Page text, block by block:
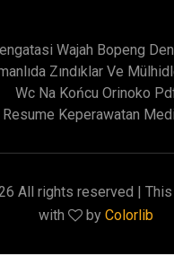
Wajah Bopeng
Zındıklar Ve
Wc Na Końcu Orinoko
Resume Keperawatan
All rights reserved |
with
by Colorlib